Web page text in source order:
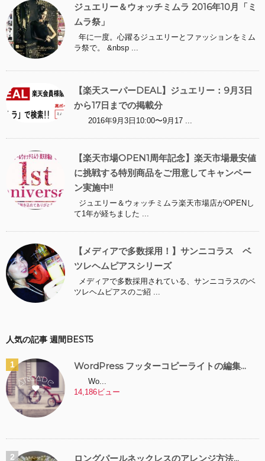
ジュエリー＆ウォッチミムラ 2016年10月「ミ
ムラ祭」
年に一度。心躍るジュエリーとファッションをミム
ラ祭で。 &nbsp ...
【楽天スーパーDEAL】ジュエリー：9月3日
から17日までの掲載分
2016年9月3日10:00〜9月17 ...
【楽天市場OPEN1周年記念】楽天市場最安値
に挑戦する特別商品をご用意してキャンペー
ン実施中!!
ジュエリー＆ウォッチミムラ楽天市場店がOPENし
て1年が経ちました ...
【メディアで多数採用！】サンニコラス ベ
ツレヘムピアスシリーズ
メディアで多数採用されている、サンニコラスのベ
ツレヘムピアスのご紹 ...
人気の記事 週間BEST5
WordPress フッターコピーライトの編集...
Wo...
14,186ビュー
ロングパールネックレスのアレンジ方法...